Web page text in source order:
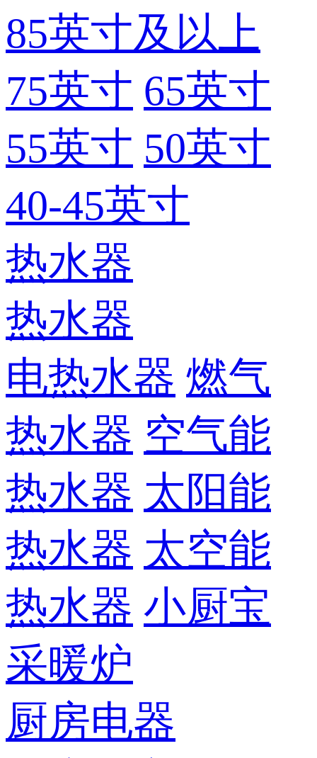
85英寸及以上
75英寸 65英寸
55英寸 50英寸
40-45英寸
热水器
热水器
电热水器 燃气
热水器 空气能
热水器 太阳能
热水器 太空能
热水器 小厨宝
采暖炉
厨房电器